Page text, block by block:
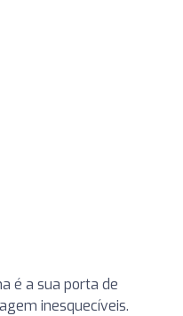
é a sua porta de
inesquecíveis.